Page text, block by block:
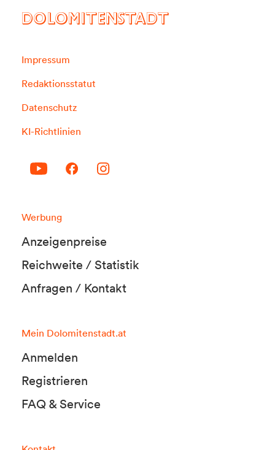
DOLOMITENSTADT
Impressum
Redaktionsstatut
Datenschutz
KI-Richtlinien
Werbung
Anzeigenpreise
Reichweite / Statistik
Anfragen / Kontakt
Mein Dolomitenstadt.at
Anmelden
Registrieren
FAQ & Service